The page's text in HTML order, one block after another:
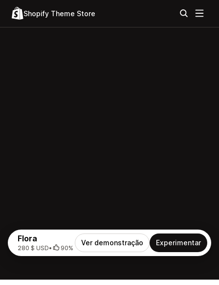
Shopify Theme Store
Flora
280 $ USD• 90%
Ver demonstração Experimentar